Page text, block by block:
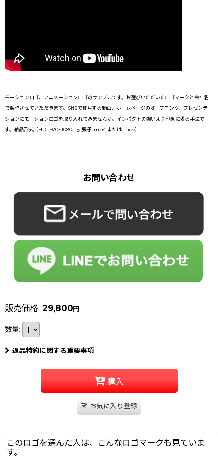
モーションロゴ、アニメーションロゴのサンプルです。お選びいただいたロゴマークと会社名
で製作させていただきます。SNSで使用する動画、ホームページのオープニング、プレゼンテー
ションにモーションロゴを取り入れてみませんか。インパクトの強いより印象に残る手法で
す。納品形式（HD 1920×1080、拡張子 .mp4 または .mov）
お問い合わせ
販売価格: 29,800円
数量:
返品特約に関する重要事項
購入
お気に入り登録
このロゴを選んだ人は、こんなロゴマークも見ていま
す。